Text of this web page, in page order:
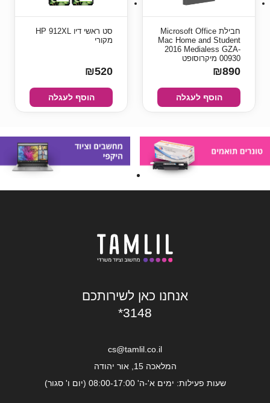
חבילת Microsoft Office
Mac Home and Student
2016 Medialess GZA-
00930 מיקרוסופט
₪890
הוסף לעגלה
סט ראשי דיו HP 912XL
מקורי
₪520
הוסף לעגלה
אנחנו כאן לשירותכם
*3148
cs@tamlil.co.il
המלאכה 15, אור יהודה
שעות פעילות: ימים א'-ה' 08:00-17:00 (יום ו' סגור)